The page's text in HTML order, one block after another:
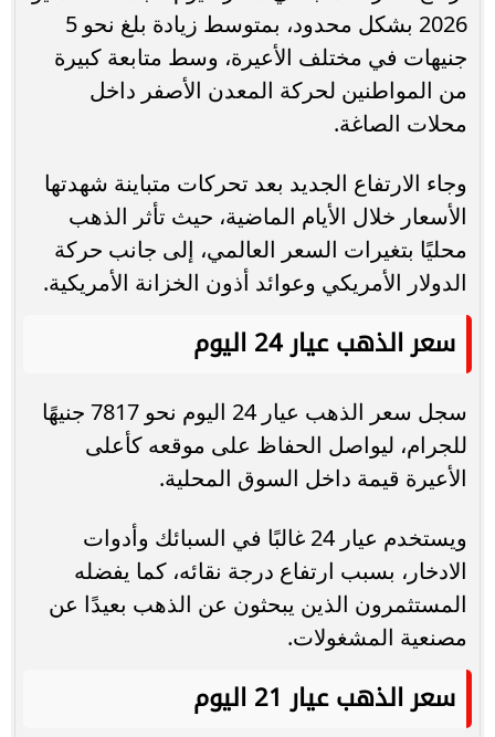
2026 بشكل محدود، بمتوسط زيادة بلغ نحو 5
جنيهات في مختلف الأعيرة، وسط متابعة كبيرة
من المواطنين لحركة المعدن الأصفر داخل
محلات الصاغة.
وجاء الارتفاع الجديد بعد تحركات متباينة شهدتها
الأسعار خلال الأيام الماضية، حيث تأثر الذهب
محليًا بتغيرات السعر العالمي، إلى جانب حركة
الدولار الأمريكي وعوائد أذون الخزانة الأمريكية.
سعر الذهب عيار 24 اليوم
سجل سعر الذهب عيار 24 اليوم نحو 7817 جنيهًا
للجرام، ليواصل الحفاظ على موقعه كأعلى
الأعيرة قيمة داخل السوق المحلية.
ويستخدم عيار 24 غالبًا في السبائك وأدوات
الادخار، بسبب ارتفاع درجة نقائه، كما يفضله
المستثمرون الذين يبحثون عن الذهب بعيدًا عن
مصنعية المشغولات.
سعر الذهب عيار 21 اليوم